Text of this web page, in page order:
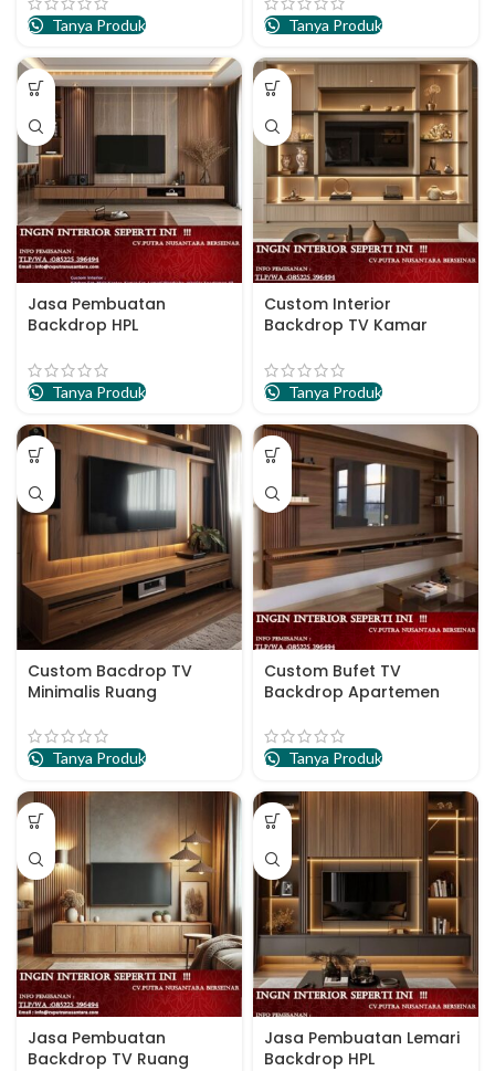
Tanya Produk Tanya Produk
Jasa Pembuatan
Backdrop HPL
Tanya Produk
Custom Interior
Backdrop TV Kamar
Tanya Produk
Custom Bacdrop TV
Minimalis Ruang
Tanya Produk
Custom Bufet TV
Backdrop Apartemen
Tanya Produk
Jasa Pembuatan
Backdrop TV Ruang
Jasa Pembuatan Lemari
Backdrop HPL